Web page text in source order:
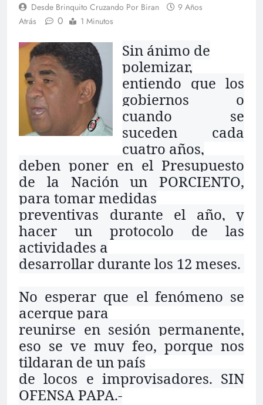
Desde Brinquito Cruzando Por Biran
9 Años
Atrás
0 1 Minutos
Sin ánimo de
polemizar,
entiendo que los
gobiernos o
cuando se
suceden cada
cuatro años,
deben poner en el Presupuesto
de la Nación un PORCIENTO,
para tomar medidas
preventivas durante el año, y
hacer un protocolo de las
actividades a
desarrollar durante los 12 meses.
No esperar que el fenómeno se
acerque para
reunirse en sesión permanente,
eso se ve muy feo, porque nos
tildaran de un país
de locos e improvisadores. SIN
OFENSA PAPA.-